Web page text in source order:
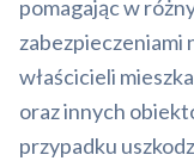
pomagając w
zabezpieczeniami
właścicieli
oraz innych
przypadku